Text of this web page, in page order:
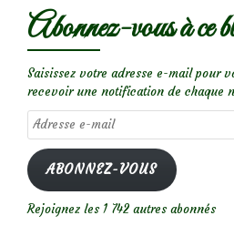
Abonnez-vous à ce
Saisissez votre adresse e-mail pour
recevoir une notification de chaque
Adresse
e-
mail
ABONNEZ-VOUS
Rejoignez les 1 742 autres abonnés